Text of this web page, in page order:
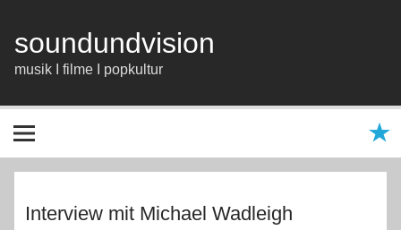
springen
soundundvision
musik I filme I popkultur
Interview mit Michael Wadleigh